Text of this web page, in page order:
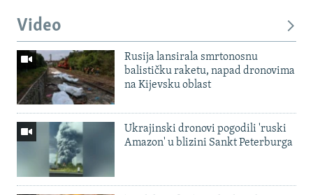
Video
Rusija lansirala smrtonosnu
balističku raketu, napad dronovima
na Kijevsku oblast
Ukrajinski dronovi pogodili 'ruski
Amazon' u blizini Sankt Peterburga